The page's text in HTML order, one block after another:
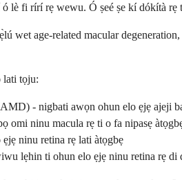
lè fi rírí rẹ wewu. Ó ṣeé ṣe kí dókítà
wet age-related macular
lati tọju:
- nigbati awọn ohun elo ẹjẹ ajeji
omi ninu macula rẹ ti o fa nipasẹ
ninu retina rẹ lati àtọgbẹ
lẹhin ti ohun elo ẹjẹ ninu retina rẹ di